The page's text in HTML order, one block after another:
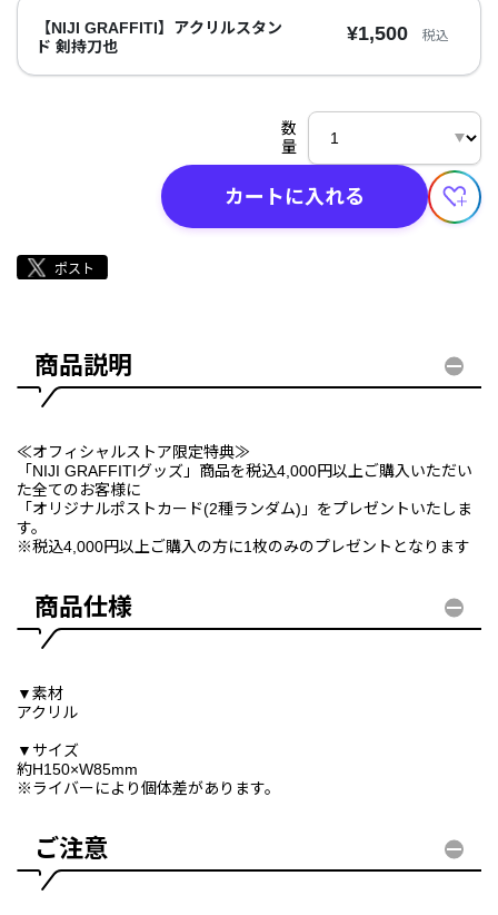
【NIJI GRAFFITI】アクリルスタン
ド 剣持刀也
¥1,500 税込
数
量
カートに入れる
商品説明
≪オフィシャルストア限定特典≫
「NIJI GRAFFITIグッズ」商品を税込4,000円以上ご購入いただい
た全てのお客様に
「オリジナルポストカード(2種ランダム)」をプレゼントいたしま
す。
※税込4,000円以上ご購入の方に1枚のみのプレゼントとなります
商品仕様
▼素材
アクリル
▼サイズ
約H150×W85mm
※ライバーにより個体差があります。
ご注意